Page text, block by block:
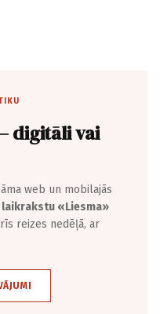
digitāli vai
web un mobilajās
«Liesma»
reizes nedēļā, ar